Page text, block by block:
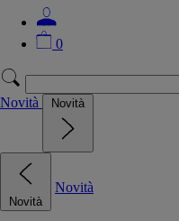
0
Novità Novità
Novità
Novità